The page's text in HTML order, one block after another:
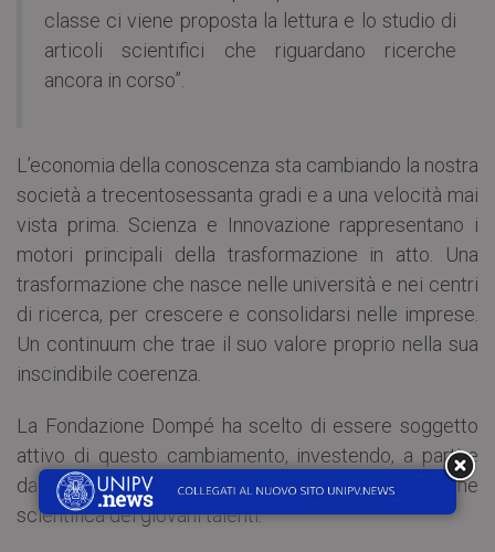
classe ci viene proposta la lettura e lo studio di
articoli scientifici che riguardano ricerche
ancora in corso”.
L’economia della conoscenza sta cambiando la nostra
società a trecentosessanta gradi e a una velocità mai
vista prima. Scienza e Innovazione rappresentano i
motori principali della trasformazione in atto. Una
trasformazione che nasce nelle università e nei centri
di ricerca, per crescere e consolidarsi nelle imprese.
Un continuum che trae il suo valore proprio nella sua
inscindibile coerenza.
La Fondazione Dompé ha scelto di essere soggetto
attivo di questo cambiamento, investendo, a partire
dall’anno accademico 2020-2021, nella formazione
scientifica dei giovani talenti.